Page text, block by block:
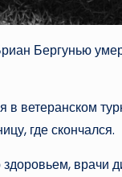
Бергунью
в ветеранском
где скончался.
врачи